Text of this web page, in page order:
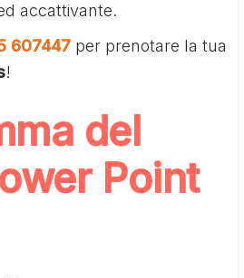
accattivante.
607447 per prenotare la tua
!
del
Point